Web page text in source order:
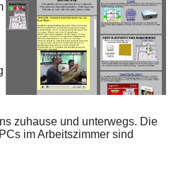
zuhause und unterwegs. Die
im Arbeitszimmer sind